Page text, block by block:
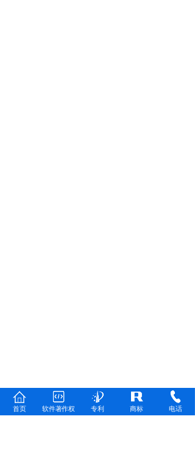
首页 软件著作权 专利 商标 电话